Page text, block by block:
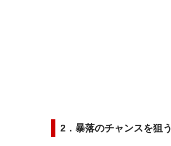
2．暴落のチャンスを狙う